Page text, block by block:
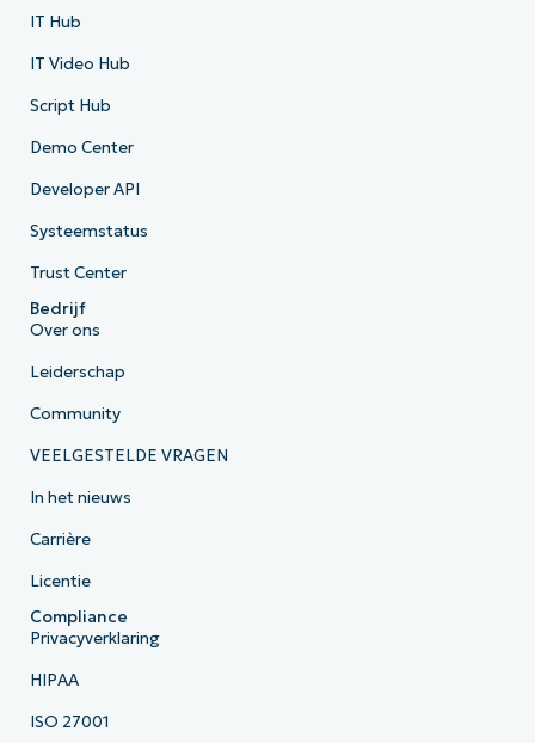
IT Hub
IT Video Hub
Script Hub
Demo Center
Developer API
Systeemstatus
Trust Center
Bedrijf
Over ons
Leiderschap
Community
VEELGESTELDE VRAGEN
In het nieuws
Carrière
Licentie
Compliance
Privacyverklaring
HIPAA
ISO 27001